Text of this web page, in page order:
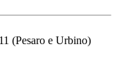
(Pesaro e Urbino)